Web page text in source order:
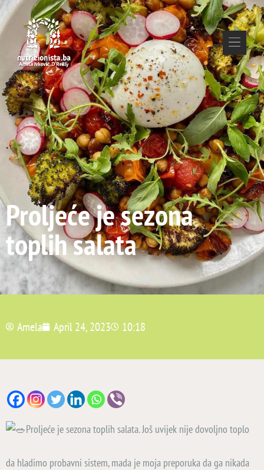
Proljeće je sezona
toplih salata
Amela April 24, 2023 10:18
Proljeće je sezona toplih salata. Još uvijek nije dovoljno toplo
da hladimo probavni sistem, mada je moja preporuka da ga nikada